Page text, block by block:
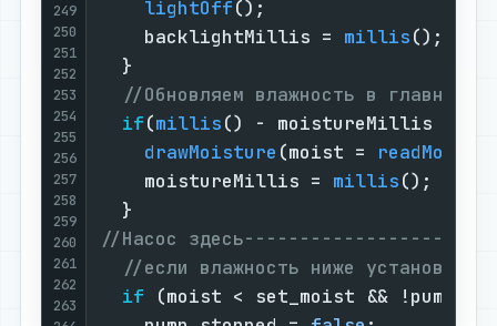
249
250
251
252
253
254
255
256
257
258
259
260
261
262
263
lightOff
    backlightMillis =
millis
  }
//Обновляем влажность в главном
if(millis() - moistureMillis >
drawMoisture (moist =
    moistureMillis =
millis
//Насос
//если влажность ниже
if (moist < set_moist &&